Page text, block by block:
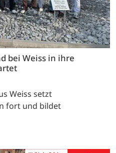
bei Weiss in ihre
Weiss setzt
fort und bildet